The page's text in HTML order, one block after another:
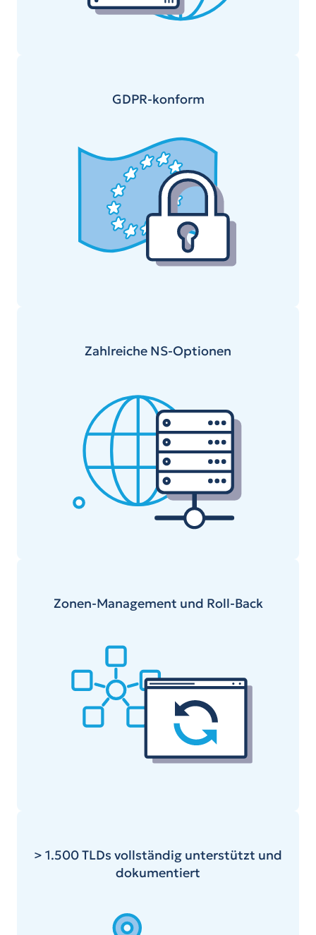
GDPR-konform
Zahlreiche NS-Optionen
Zonen-Management und Roll-Back
> 1.500 TLDs vollständig unterstützt und
dokumentiert